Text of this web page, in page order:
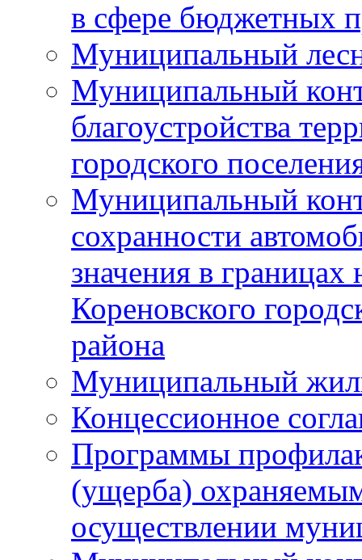
в сфере бюджетных
Муниципальный
Муниципальный
благоустройства
городского
Муниципальный
сохранности
значения в
Кореновского
района
Муниципальный
Концессионное
Программы
(ущерба)
осуществлении